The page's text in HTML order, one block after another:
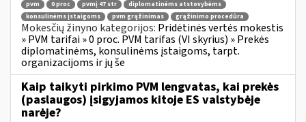
pvm 0 proc pvmį 47 str
diplomatinėms atstovybėms
konsulinėms įstaigoms
pvm grąžinimas grąžinimo procedūra
Mokesčių žinyno kategorijos: Pridėtinės vertės mokestis
» PVM tarifai » 0 proc. PVM tarifas (VI skyrius) » Prekės
diplomatinėms, konsulinėms įstaigoms, tarpt.
organizacijoms ir jų še
Kaip taikyti pirkimo PVM lengvatas, kai prekės
(paslaugos) įsigyjamos kitoje ES valstybėje
narėje?